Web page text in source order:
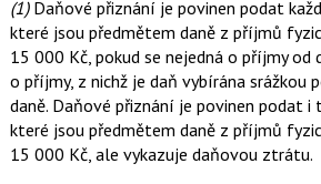
(1)Daňové přiznání je povinen podat
které jsou předmětem daně z příjmů
15 000 Kč, pokud se nejedná o příjmy od
o příjmy, z nichž je daň vybírána srážkou
daně. Daňové přiznání je povinen podat i
které jsou předmětem daně z příjmů
15 000 Kč, ale vykazuje daňovou ztrátu.